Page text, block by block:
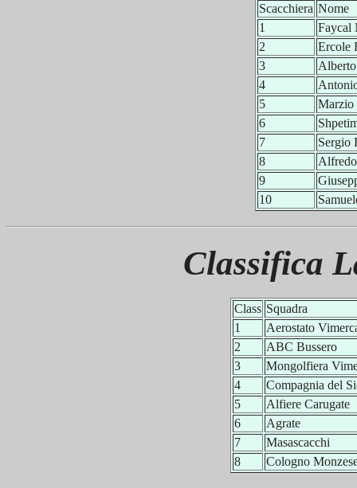
Scacchiera Nome
1
2
Ercole
3
4
5
Marzio
6
7
Sergio
8
9
10
Classifica
Class Squadra
1
Aerostato
2
ABC Bussero
3
Mongolfiera
4
Compagnia del
5
Alfiere Carugate
6
Agrate
7
Masascacchi
8
Cologno